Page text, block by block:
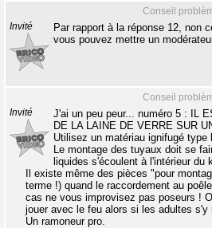
Conseil
Invité
Par rapport à la réponse 12, non
vous pouvez mettre un
Conseil
Invité
J'ai un peu peur... numéro 5 : IL
DE LA LAINE DE VERRE SUR
Utilisez un matériau ignifugé type
Le montage des tuyaux doit se
liquides s'écoulent à l'intérieur du
Il existe même des pièces "pour
terme !) quand le raccordement au
cas ne vous improvisez pas poseurs !
jouer avec le feu alors si les adultes s'y
Un ramoneur pro.